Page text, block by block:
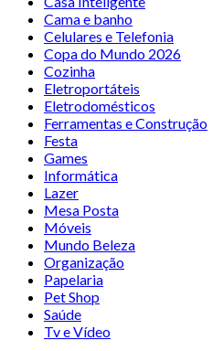
Cama e banho
Celulares e Telefonia
Copa do Mundo 2026
Cozinha
Eletroportáteis
Eletrodomésticos
Ferramentas e Construção
Festa
Games
Informática
Lazer
Mesa Posta
Móveis
Mundo Beleza
Organização
Papelaria
Pet Shop
Saúde
Tv e Vídeo